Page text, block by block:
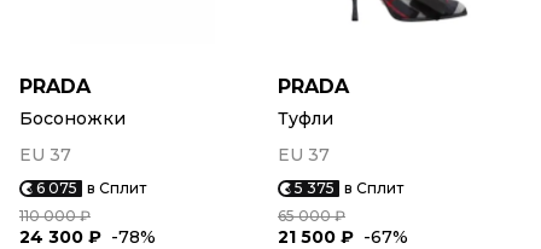
PRADA
Босоножки
EU 37
6 075 в Сплит
110 000 ₽
24 300 ₽ -78%
PRADA
Туфли
EU 37
5 375 в Сплит
65 000 ₽
21 500 ₽ -67%